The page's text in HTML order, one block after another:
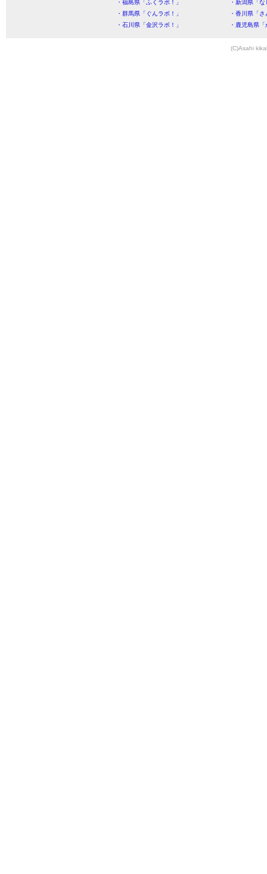
・福島県「ふくラボ！」
・新潟県「
・群馬県「ぐんラボ！」
・香川県「
・石川県「金沢ラボ！」
・鹿児島県
(C)Asahi